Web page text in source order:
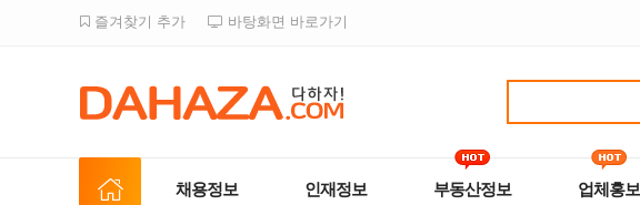
즐겨찾기 추가 바탕화면 바로가기
채용정보 인재정보 부동산정보 업체홍보